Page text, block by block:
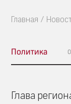
Главная
Политика
Глава